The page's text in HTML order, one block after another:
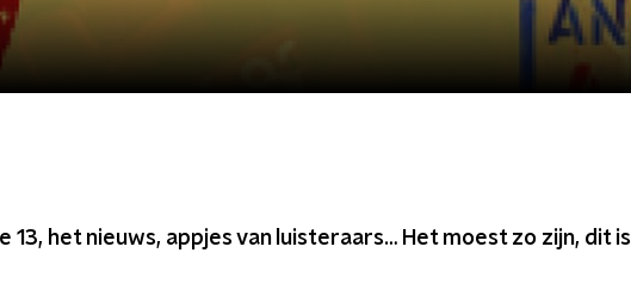
13, het nieuws, appjes van luisteraars… Het moest zo zijn, dit is